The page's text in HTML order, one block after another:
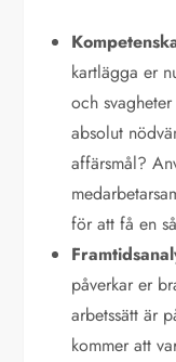
kartlägga er
och
absolut
affärsmål?
för att få en
påverkar er
arbetssätt är
kommer att